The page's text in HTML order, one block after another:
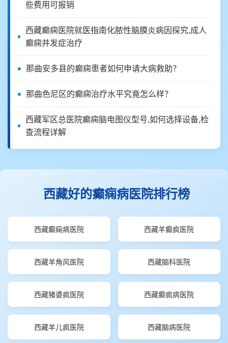
些费用可报销
西藏癫痫医院就医指南化脓性脑膜炎病因探究,成人
癫痫并发症治疗
那曲安多县的癫痫患者如何申请大病救助？
那曲色尼区的癫痫治疗水平究竟怎么样？
西藏军区总医院癫痫脑电图仪型号,如何选择设备,检
查流程详解
西藏好的癫痫病医院排行榜
西藏癫痫病医院 西藏羊癫疯医院
西藏羊角风医院 西藏脑科医院
西藏猪婆疯医院 西藏癫疯病医院
西藏羊儿疯医院 西藏脑病医院